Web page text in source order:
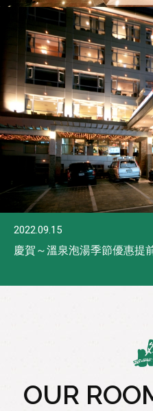
2022.09.15
慶賀～溫泉泡湯季節優惠提
OUR